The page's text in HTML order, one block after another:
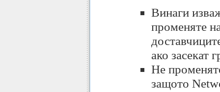
Винаги
променяте
ако засекат
Не
защото